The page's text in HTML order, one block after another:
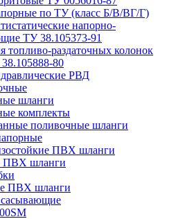
по ТУ (класс Б/В/ВГ/Г)
напорно-
ТУ 38.105373-91
топливо-раздаточных колонок
80
РВД
шланги
комплекты
поливочные шланги
ПВХ шланги
ПВХ шланги
ПВХ шланги